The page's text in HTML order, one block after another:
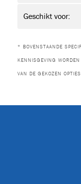
(2)
Geschikt voor:
* BOVENSTAANDE
KENNISGEVING
VAN DE GEKOZEN